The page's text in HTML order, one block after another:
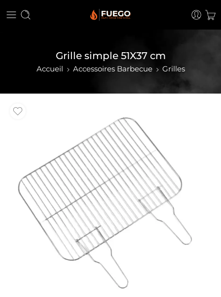
Grille simple 51X37 cm
Accueil Accessoires Barbecue Grilles